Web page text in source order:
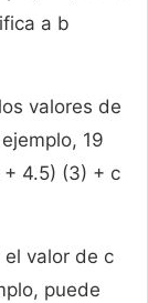
a b
valores de
19
4.5) (3) + c
valor de c
puede